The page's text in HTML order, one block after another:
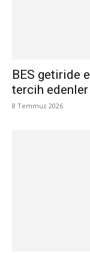
BES getiride
tercih
8 Temmuz 2026